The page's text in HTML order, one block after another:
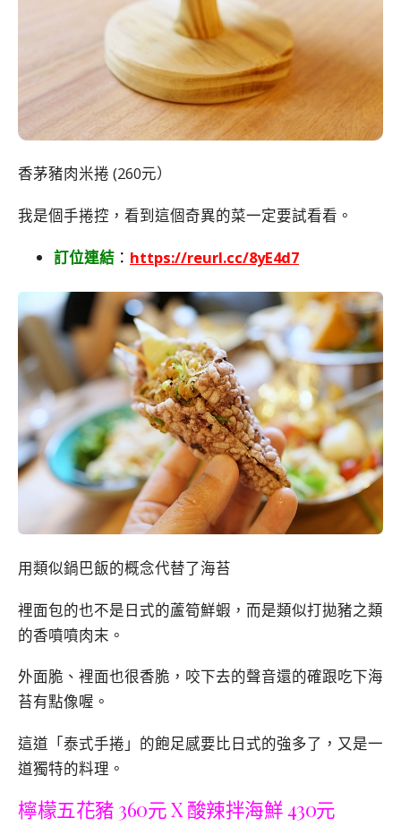
香茅豬肉米捲 (260元）
我是個手捲控，看到這個奇異的菜一定要試看看。
訂位連結 ： https://reurl.cc/8yE4d7
用類似鍋巴飯的概念代替了海苔
裡面包的也不是日式的蘆筍鮮蝦，而是類似打拋豬之類
的香噴噴肉末。
外面脆、裡面也很香脆，咬下去的聲音還的確跟吃下海
苔有點像喔。
這道「泰式手捲」的飽足感要比日式的強多了，又是一
道獨特的料理。
檸檬五花豬 360元 X 酸辣拌海鮮 430元